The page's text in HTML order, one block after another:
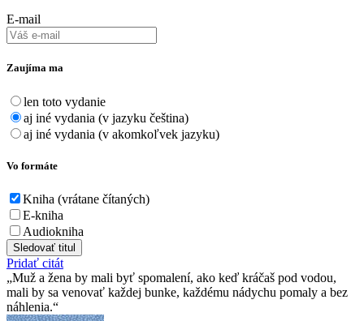
E-mail
Zaujíma ma
len toto vydanie
aj iné vydania (v jazyku čeština)
aj iné vydania (v akomkoľvek jazyku)
Vo formáte
Kniha (vrátane čítaných)
E-kniha
Audiokniha
Sledovať titul
Pridať citát
Muž a žena by mali byť spomalení, ako keď kráčaš pod vodou,
mali by sa venovať každej bunke, každému nádychu pomaly a bez
náhlenia.